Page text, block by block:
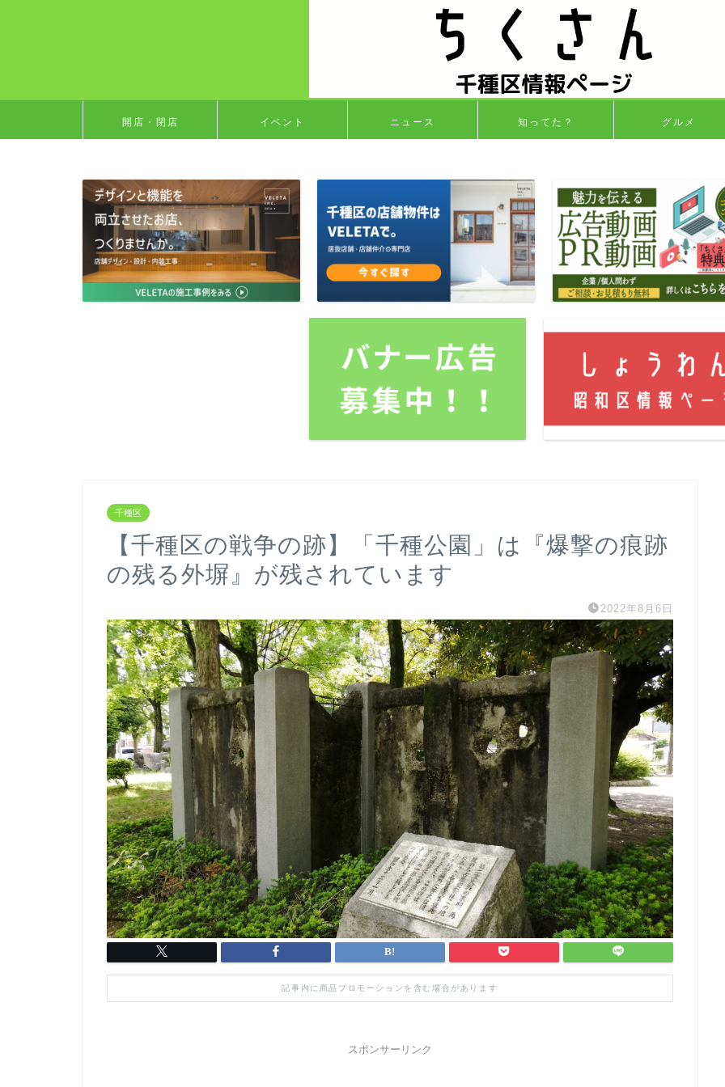
開店・閉店 イベント ニュース 知ってた？ グルメ
千種区
【千種区の戦争の跡】「千種公園」は『爆撃の痕跡
の残る外塀』が残されています
2022年8月6日
記事内に商品プロモーションを含む場合があります
スポンサーリンク